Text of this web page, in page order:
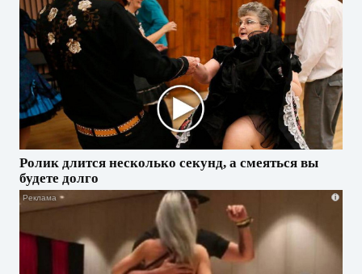
Ролик длится несколько секунд, а смеяться вы
будете долго
i